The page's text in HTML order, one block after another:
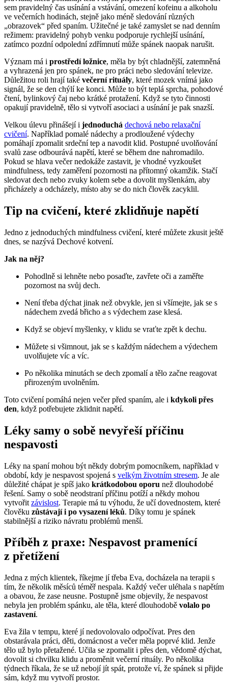
sem pravidelný čas usínání a vstávání, omezení kofeinu a alkoholu
ve večerních hodinách, stejně jako méně sledování různých
„obrazovek“ před spaním. Užitečné je také zamyslet se nad denním
režimem: pravidelný pohyb venku podporuje rychlejší usínání,
zatímco pozdní odpolední zdřímnutí může spánek naopak narušit.
Význam má i prostředí ložnice, měla by být chladnější, zatemněná
a vyhrazená jen pro spánek, ne pro práci nebo sledování televize.
Důležitou roli hrají také večerní rituály, které mozek vnímá jako
signál, že se den chýlí ke konci. Může to být teplá sprcha, pohodové
čtení, bylinkový čaj nebo krátké protažení. Když se tyto činnosti
opakují pravidelně, tělo si vytvoří asociaci a usínání je pak snazší.
Velkou úlevu přinášejí i jednoduchá dechová nebo relaxační
cvičení. Například pomalé nádechy a prodloužené výdechy
pomáhají zpomalit srdeční tep a navodit klid. Postupné uvolňování
svalů zase odbourává napětí, které se během dne nahromadilo.
Pokud se hlava večer nedokáže zastavit, je vhodné vyzkoušet
mindfulness, tedy zaměření pozornosti na přítomný okamžik. Stačí
sledovat dech nebo zvuky kolem sebe a dovolit myšlenkám, aby
přicházely a odcházely, místo aby se do nich člověk zacyklil.
Tip na cvičení, které zklidňuje napětí
Jedno z jednoduchých mindfulness cvičení, které můžete zkusit ještě
dnes, se nazývá Dechové kotvení.
Jak na něj?
Pohodlně si lehněte nebo posaďte, zavřete oči a zaměřte
pozornost na svůj dech.
Není třeba dýchat jinak než obvykle, jen si všímejte, jak se s
nádechem zvedá břicho a s výdechem zase klesá.
Když se objeví myšlenky, v klidu se vraťte zpět k dechu.
Můžete si všimnout, jak se s každým nádechem a výdechem
uvolňujete víc a víc.
Po několika minutách se dech zpomalí a tělo začne reagovat
přirozeným uvolněním.
Toto cvičení pomáhá nejen večer před spaním, ale i kdykoli přes
den, když potřebujete zklidnit napětí.
Léky samy o sobě nevyřeší příčinu
nespavosti
Léky na spaní mohou být někdy dobrým pomocníkem, například v
období, kdy je nespavost spojená s velkým životním stresem. Je ale
důležité chápat je spíš jako krátkodobou oporu než dlouhodobé
řešení. Samy o sobě neodstraní příčinu potíží a někdy mohou
vytvořit závislost. Terapie má tu výhodu, že učí dovednostem, které
člověku zůstávají i po vysazení léků. Díky tomu je spánek
stabilnější a riziko návratu problémů menší.
Příběh z praxe: Nespavost pramenící
z přetížení
Jedna z mých klientek, říkejme jí třeba Eva, docházela na terapii s
tím, že několik měsíců téměř nespala. Každý večer uléhala s napětím
a obavou, že zase neusne. Postupně jsme objevily, že nespavost
nebyla jen problém spánku, ale těla, které dlouhodobě volalo po
zastavení.
Eva žila v tempu, které jí nedovolovalo odpočívat. Pres den
obstarávala práci, děti, domácnost a večer měla poprvé klid. Jenže
tělo už bylo přetažené. Učila se zpomalit i přes den, vědomě dýchat,
dovolit si chvilku klidu a proměnit večerní rituály. Po několika
týdnech říkala, že se už nebojí jít spát, protože ví, že spánek si přijde
sám, když mu vytvoří prostor.